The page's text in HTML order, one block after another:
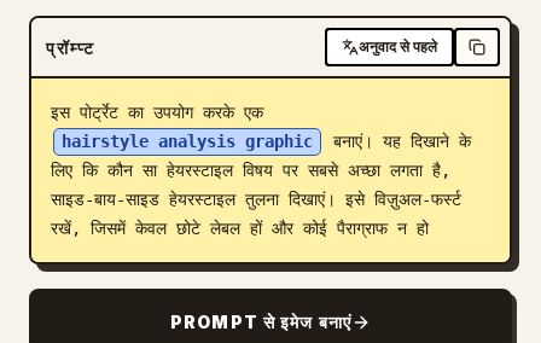
मूल्य निर्धारण
डाउनलोड
ब्लॉग
अपडेट
प्रॉम्प्ट अनुवाद से पहले
इस पोर्ट्रेट का उपयोग करके एक
hairstyle analysis graphic
बनाएं। यह दिखाने के
लिए कि कौन सा हेयरस्टाइल विषय पर सबसे अच्छा लगता है,
साइड-बाय-साइड हेयरस्टाइल तुलना दिखाएं। इसे विज़ुअल-फर्स्ट
रखें, जिसमें केवल छोटे लेबल हों और कोई पैराग्राफ न हो
PROMPT से इमेज बनाएं